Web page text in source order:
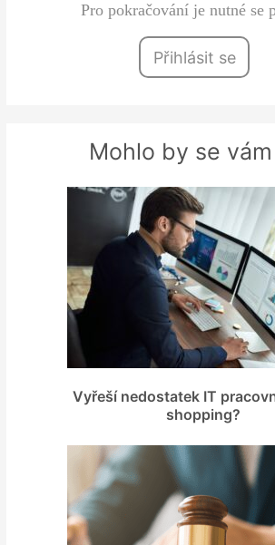
Pro pokračování je nutné se
Přihlásit se
Mohlo by se
Vyřeší nedostatek IT
shopping?